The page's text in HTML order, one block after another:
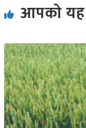
आपको